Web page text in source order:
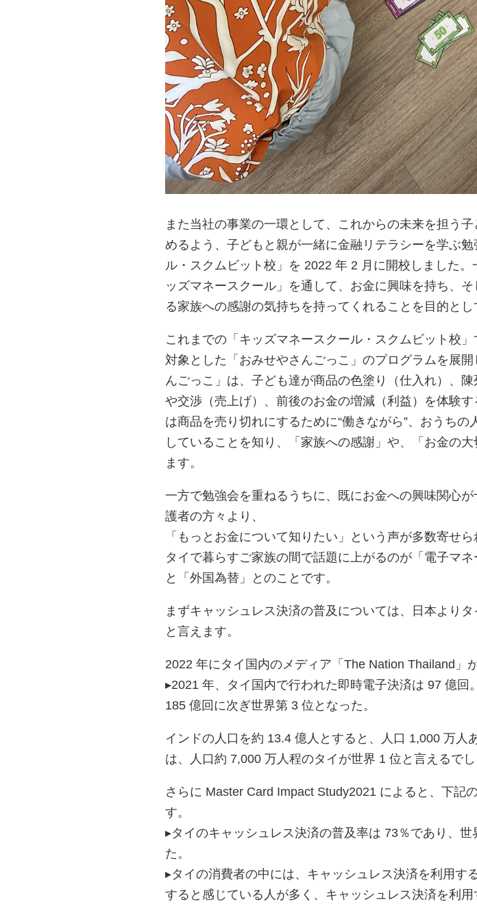
また当社の事業の一環として、これからの未来を担う
めるよう、子どもと親が一緒に金融リテラシーを学ぶ
ル・スクムビット校」を 2022 年 2 月に開校しました
ッズマネースクール」を通して、お金に興味を持ち、
る家族への感謝の気持ちを持ってくれることを目的とし
これまでの「キッズマネースクール・スクムビット校
対象とした「おみせやさんごっこ」のプログラムを展
んごっこ」は、子ども達が商品の色塗り（仕入れ）、
や交渉（売上げ）、前後のお金の増減（利益）を体験
は商品を売り切れにするために“働きながら”、おうち
していることを知り、「家族への感謝」や、「お金の
ます。
一方で勉強会を重ねるうちに、既にお金への興味関心
護者の方々より、
「もっとお金について知りたい」という声が多数寄せ
タイで暮らすご家族の間で話題に上がるのが「電子マネ
と「外国為替」とのことです。
まずキャッシュレス決済の普及については、日本より
と言えます。
2022 年にタイ国内のメディア「The Nation Thailand」
▸2021 年、タイ国内で行われた即時電子決済は 97 億回
185 億回に次ぎ世界第 3 位となった。
インドの人口を約 13.4 億人とすると、人口 1,000 万人
は、人口約 7,000 万人程のタイが世界 1 位と言えるでし
さらに Master Card Impact Study2021 によると、下記
す。
▸タイのキャッシュレス決済の普及率は 73％であり、
た。
▸タイの消費者の中には、キャッシュレス決済を利用す
すると感じている人が多く、キャッシュレス決済を利用